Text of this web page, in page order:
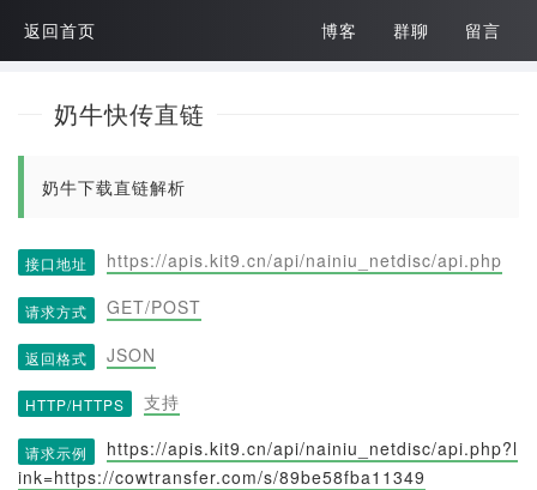
返回首页 博客 群聊 留言
奶牛快传直链
奶牛下载直链解析
接口地址 https://apis.kit9.cn/api/nainiu_netdisc/api.php
请求方式 GET/POST
返回格式 JSON
HTTP/HTTPS 支持
请求示例
https://apis.kit9.cn/api/nainiu_netdisc/api.php?l
ink=https://cowtransfer.com/s/89be58fba11349